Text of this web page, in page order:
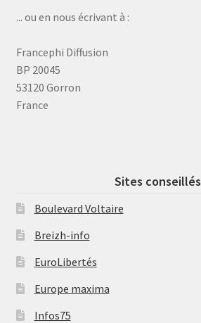
... ou en nous écrivant à :
Francephi Diffusion
BP 20045
53120 Gorron
France
Sites conseillés
Boulevard Voltaire
Breizh-info
EuroLibertés
Europe maxima
Infos75